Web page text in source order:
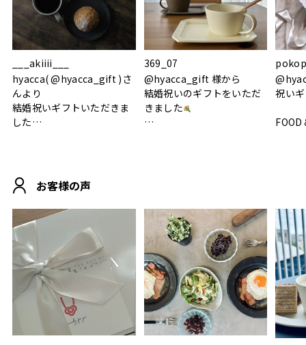
___akiiii___
hyacca( @hyacca_gift )さ
んより
結婚祝いギフトいただきま
した
おうちカフェもお洒落にな
って嬉しい𖠚 ⡱
.
#hyacca #結婚祝い
369_07
@hyacca_gift 様から
結婚祝いのギフトをいただ
きました
素敵なギフトを
ありがとうございました
#hyacca #結婚祝い
#お祝い #プレゼント
祝い
FOOD
真っ
いい
#結婚
淡色
結婚
色イ
お客様の声